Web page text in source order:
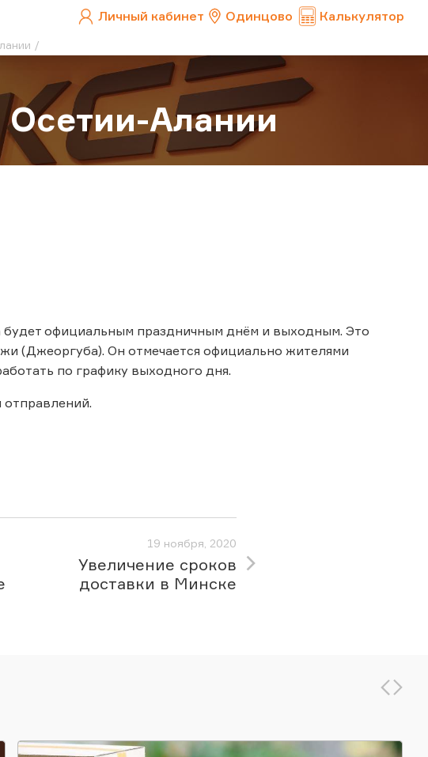
Личный кабинет Одинцово Калькулятор
Алании
будет официальным праздничным днём и выходным. Это
(Джеоргуба). Он отмечается официально жителями
по графику выходного дня.
19 ноября, 2020
Увеличение сроков
доставки в Минске